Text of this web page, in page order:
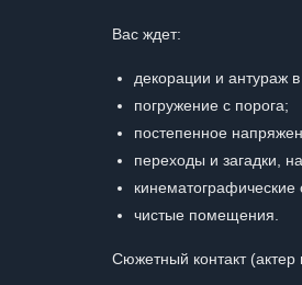
Вас ждет:
декорации и антураж
погружение с порога;
постепенное
переходы и загадки,
чистые помещения.
Сюжетный контакт (актер